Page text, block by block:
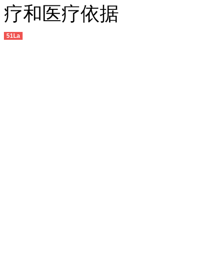
疗和医疗依据
51La